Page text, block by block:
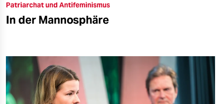
Patriarchat und Antifeminismus
In der Mannosphäre